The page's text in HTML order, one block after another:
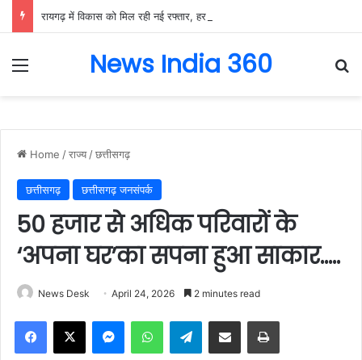
Menu News India 360
Home /राज्य /छत्तीसगढ़
छत्तीसगढ़ छत्तीसगढ़ जनसंपर्क
50 हजार से अधिक परिवारों के
‘अपना घर’का सपना हुआ साकार…..
News Desk April 24, 2026 2 minutes read
Facebook
X MessengerWhatsAppTelegramShare via Email Print